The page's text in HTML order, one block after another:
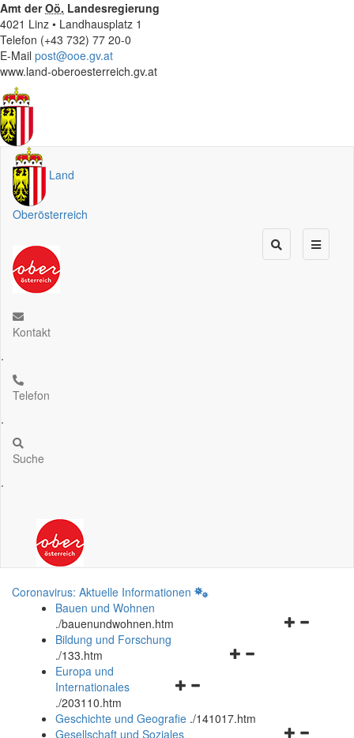
Amt derOö. Landesregierung
4021 Linz • Landhausplatz 1
Telefon (+43 732) 77 20-0
E-Mail post@ooe.gv.at
www.land-oberoesterreich.gv.at
Land
Oberösterreich
Kontakt
.
Telefon
.
Suche
.
Coronavirus: Aktuelle Informationen
Bauen und Wohnen
./bauenundwohnen.htm
Navigationsmenü
Bildung und Forschung
./133.htm
Navigationsmenü
und
schließen
Europa und
Internationales
./203110.htm
Geschichte und Geografie ./141017.htm
Gesellschaft und Soziales